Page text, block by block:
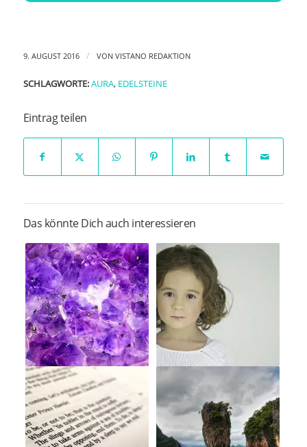
9. AUGUST 2016 / VON VISTANO REDAKTION
SCHLAGWORTE: AURA, EDELSTEINE
Eintrag teilen
Das könnte Dich auch interessieren